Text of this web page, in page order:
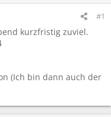
#1
kurzfristig zuviel.
(Ich bin dann auch der